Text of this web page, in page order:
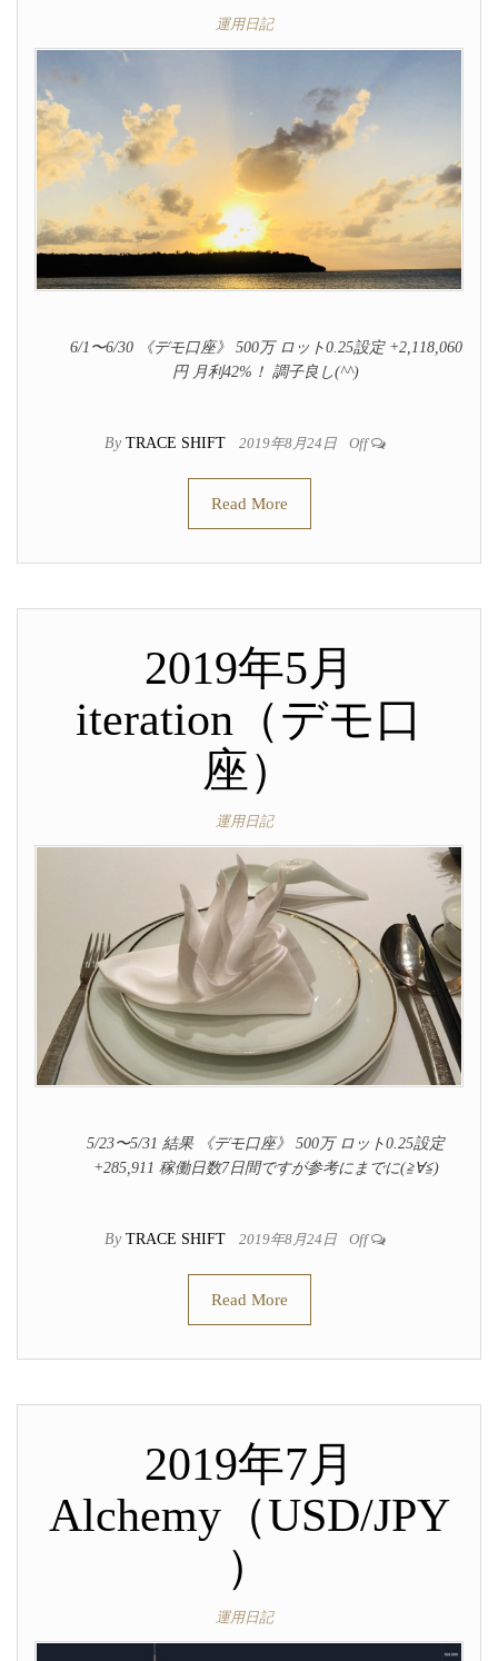
運用日記
6/1〜6/30 《デモ口座》 500万 ロット0.25設定 +2,118,060
円 月利42%！ 調子良し(^^)
By TRACE SHIFT 2019年8月24日 Off
Read More
2019年5月
iteration（デモ口
座）
運用日記
5/23〜5/31 結果 《デモ口座》 500万 ロット0.25設定
+285,911 稼働日数7日間ですが参考にまでに(≧∀≦)
By TRACE SHIFT 2019年8月24日 Off
Read More
2019年7月
Alchemy（USD/JPY
）
運用日記